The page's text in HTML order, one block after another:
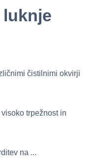
čistilnimi okvirji
trpežnost in
na ...